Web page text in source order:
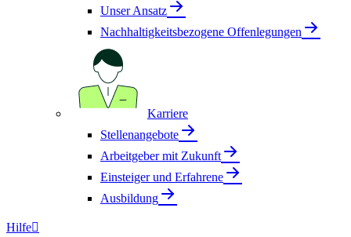
Unser Ansatz
Nachhaltigkeitsbezogene Offenlegungen
Karriere
Stellenangebote
Arbeitgeber mit Zukunft
Einsteiger und Erfahrene
Ausbildung
Hilfe